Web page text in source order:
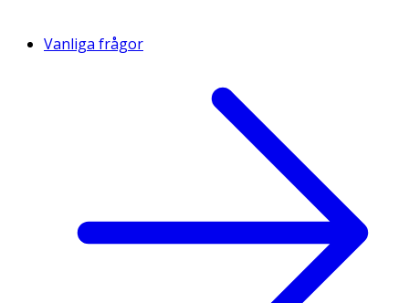
Vanliga frågor